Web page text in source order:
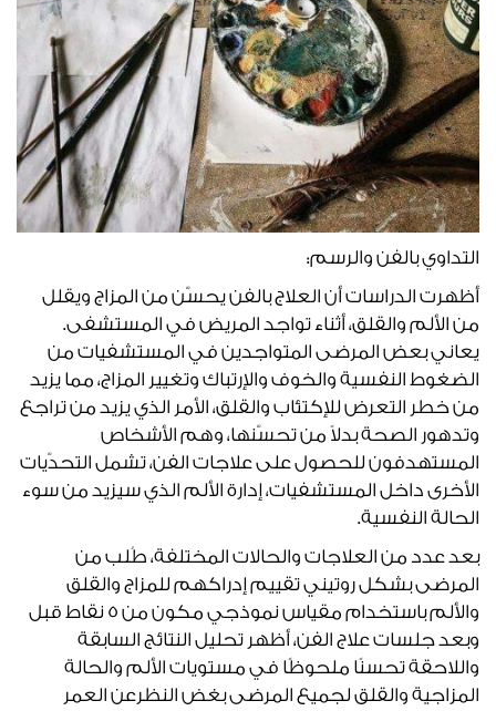
التداوي بالفن والرسم:
أظهرت الدراسات أن العلاج بالفن يحسّن من المزاج ويقلل
من الألم والقلق، أثناء تواجد المريض في المستشفى.
يعاني بعض المرضى المتواجدين في المستشفيات من
الضغوط النفسية والخوف والإرتباك وتغيير المزاج، مما يزيد
من خطر التعرض للإكتئاب والقلق، الأمر الذي يزيد من تراجع
وتدهور الصحة بدلاً من تحسّنها، وهم الأشخاص
المستهدفون للحصول على علاجات الفن، تشمل التحدّيات
الأخرى داخل المستشفيات، إدارة الألم الذي سيزيد من سوء
الحالة النفسية.
بعد عدد من العلاجات والحالات المختلفة، طُلب من
المرضى بشكل روتيني تقييم إدراكهم للمزاج والقلق
والألم باستخدام مقياس نموذجي مكون من 5 نقاط قبل
وبعد جلسات علاج الفن، أظهر تحليل النتائج السابقة
واللاحقة تحسنًا ملحوظًا في مستويات الألم والحالة
المزاجية والقلق لجميع المرضى بغض النظرعن العمر